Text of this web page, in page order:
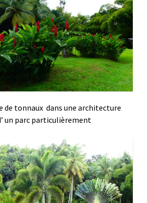
de tonnaux dans une architecture
un parc particulièrement